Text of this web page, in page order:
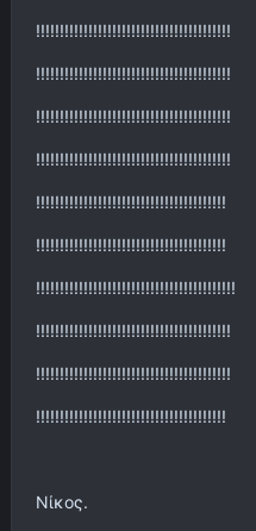
!!!!!!!!!!!!!!!!!!!!!!!!!!!!!!!!!!!!!!!!!
!!!!!!!!!!!!!!!!!!!!!!!!!!!!!!!!!!!!!!!!!
!!!!!!!!!!!!!!!!!!!!!!!!!!!!!!!!!!!!!!!!!
!!!!!!!!!!!!!!!!!!!!!!!!!!!!!!!!!!!!!!!!!
!!!!!!!!!!!!!!!!!!!!!!!!!!!!!!!!!!!!!!!!
!!!!!!!!!!!!!!!!!!!!!!!!!!!!!!!!!!!!!!!!
!!!!!!!!!!!!!!!!!!!!!!!!!!!!!!!!!!!!!!!!!!
!!!!!!!!!!!!!!!!!!!!!!!!!!!!!!!!!!!!!!!!!
!!!!!!!!!!!!!!!!!!!!!!!!!!!!!!!!!!!!!!!!!
!!!!!!!!!!!!!!!!!!!!!!!!!!!!!!!!!!!!!!!!
Νίκος.